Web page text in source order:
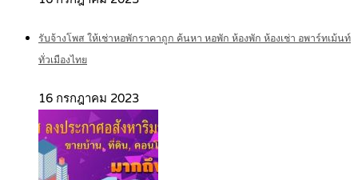
รับจ้างโพส ให้เช่าหอพักราคาถูก ค้นหา หอพัก ห้องพัก ห้องเช่า อพาร์ทเม้นท์
ทั่วเมืองไทย
16 กรกฎาคม 2023